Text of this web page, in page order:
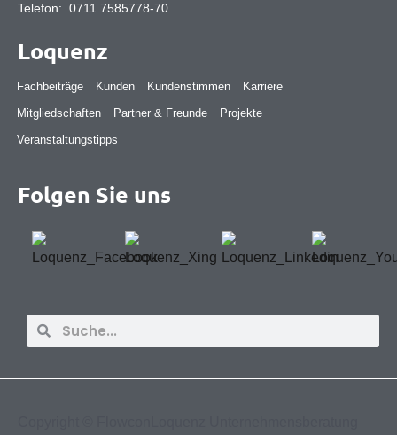
Telefon: 0711 7585778-70
Loquenz
Fachbeiträge Kunden Kundenstimmen
Karriere
Mitgliedschaften
Partner & Freunde
Projekte
Veranstaltungstipps
Folgen Sie uns